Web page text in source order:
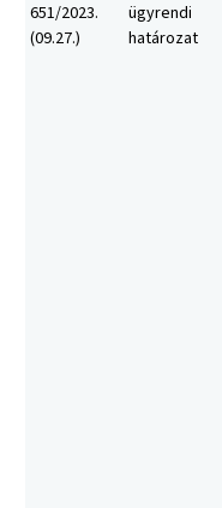
651/2023.
(09.27.)
ügyrendi
határozat